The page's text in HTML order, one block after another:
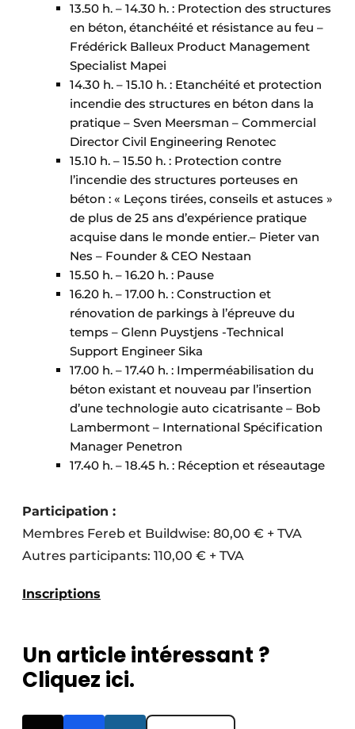
13.50 h. – 14.30 h. : Protection des structures
en béton, étanchéité et résistance au feu –
Frédérick Balleux Product Management
Specialist Mapei
14.30 h. – 15.10 h. : Etanchéité et protection
incendie des structures en béton dans la
pratique – Sven Meersman – Commercial
Director Civil Engineering Renotec
15.10 h. – 15.50 h. : Protection contre
l’incendie des structures porteuses en
béton : « Leçons tirées, conseils et astuces »
de plus de 25 ans d’expérience pratique
acquise dans le monde entier.– Pieter van
Nes – Founder & CEO Nestaan
15.50 h. – 16.20 h. : Pause
16.20 h. – 17.00 h. : Construction et
rénovation de parkings à l’épreuve du
temps – Glenn Puystjens -Technical
Support Engineer Sika
17.00 h. – 17.40 h. : Imperméabilisation du
béton existant et nouveau par l’insertion
d’une technologie auto cicatrisante – Bob
Lambermont – International Spécification
Manager Penetron
17.40 h. – 18.45 h. : Réception et réseautage
Participation :
Membres Fereb et Buildwise: 80,00 € + TVA
Autres participants: 110,00 € + TVA
Inscriptions
Un article intéressant ?
Cliquez ici.